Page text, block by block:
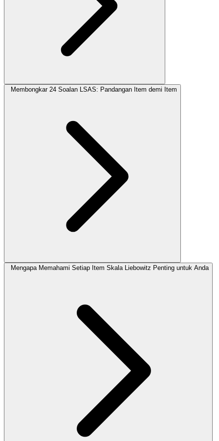
Membongkar 24 Soalan LSAS: Pandangan Item demi Item
Mengapa Memahami Setiap Item Skala Liebowitz Penting untuk Anda